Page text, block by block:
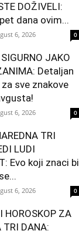
DOŽIVELI:
dana ovim...
6, 2026 0
JAKO
Detaljan
sve znakove
6, 2026 0
TRI
LUDI
Evo koji znaci bi
6, 2026 0
HOROSKOP ZA
TRI DANA: